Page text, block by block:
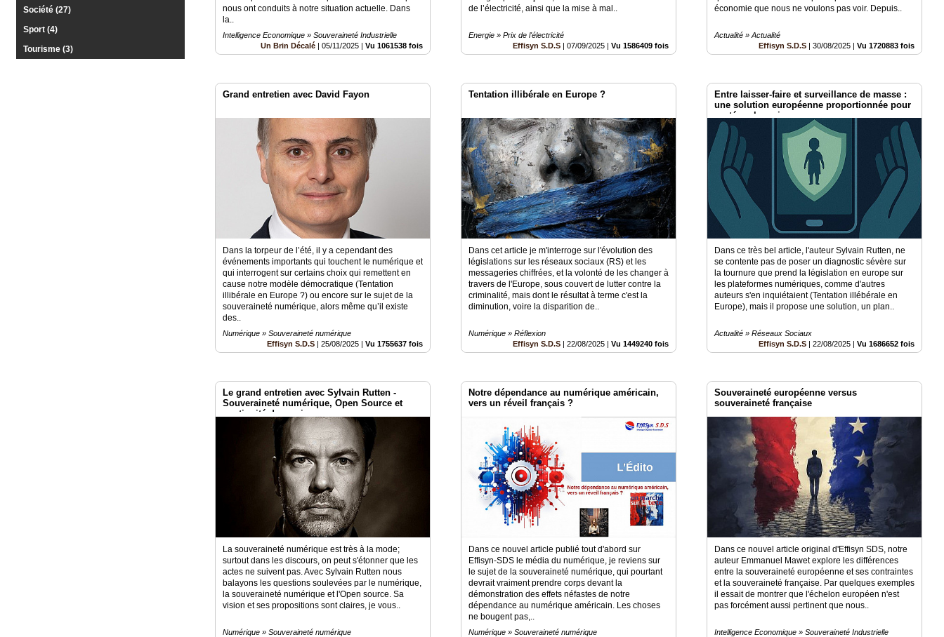
groupe
Blogs
Prémium
Société (27)
Sport (4)
Tourisme (3)
nous ont conduits à notre situation actuelle. Dans
la..
Intelligence Economique » Souveraineté Industrielle
Un Brin Décalé |05/11/2025 |Vu 1061538 fois
de l’électricité, ainsi que la mise à mal..
Energie » Prix de l'électricité
Effisyn S.D.S |07/09/2025 |Vu 1586409 fois
économie que nous ne voulons pas voir. Depuis..
Actualité » Actualité
Effisyn S.D.S |30/08/2025 |Vu 1720883 fois
Grand entretien avec David Fayon
Dans la torpeur de l’été, il y a cependant des
événements importants qui touchent le numérique et
qui interrogent sur certains choix qui remettent en
cause notre modèle démocratique (Tentation
illibérale en Europe ?) ou encore sur le sujet de la
souveraineté numérique, alors même qu’il existe
des..
Numérique » Souveraineté numérique
Effisyn S.D.S |25/08/2025 |Vu 1755637 fois
Tentation illibérale en Europe ?
Dans cet article je m'interroge sur l'évolution des
législations sur les réseaux sociaux (RS) et les
messageries chiffrées, et la volonté de les changer à
travers de l'Europe, sous couvert de lutter contre la
criminalité, mais dont le résultat à terme c'est la
diminution, voire la disparition de..
Numérique » Réflexion
Effisyn S.D.S |22/08/2025 |Vu 1449240 fois
Entre laisser-faire et surveillance de masse :
une solution européenne proportionnée pour
protéger les mineurs.
Dans ce très bel article, l'auteur Sylvain Rutten, ne
se contente pas de poser un diagnostic sévère sur
la tournure que prend la législation en europe sur
les plateformes numériques, comme d'autres
auteurs s'en inquiétaient (Tentation illébérale en
Europe), mais il propose une solution, un plan..
Actualité » Réseaux Sociaux
Effisyn S.D.S |22/08/2025 |Vu 1686652 fois
Le grand entretien avec Sylvain Rutten -
Souveraineté numérique, Open Source et
continuité de service
La souveraineté numérique est très à la mode;
surtout dans les discours, on peut s'étonner que les
actes ne suivent pas. Avec Sylvain Rutten nous
balayons les questions soulevées par le numérique,
la souveraineté numérique et l'Open source. Sa
vision et ses propositions sont claires, je vous..
Numérique » Souveraineté numérique
Notre dépendance au numérique américain,
vers un réveil français ?
Dans ce nouvel article publié tout d'abord sur
Effisyn-SDS le média du numérique, je reviens sur
le sujet de la souveraineté numérique, qui pourtant
devrait vraiment prendre corps devant la
démonstration des effets néfastes de notre
dépendance au numérique américain. Les choses
ne bougent pas,..
Numérique » Souveraineté numérique
Souveraineté européenne versus
souveraineté française
Dans ce nouvel article original d'Effisyn SDS, notre
auteur Emmanuel Mawet explore les différences
entre la souveraineté européenne et ses contraintes
et la souveraineté française. Par quelques exemples
il essait de montrer que l'échelon européen n'est
pas forcément aussi pertinent que nous..
Intelligence Economique » Souveraineté Industrielle